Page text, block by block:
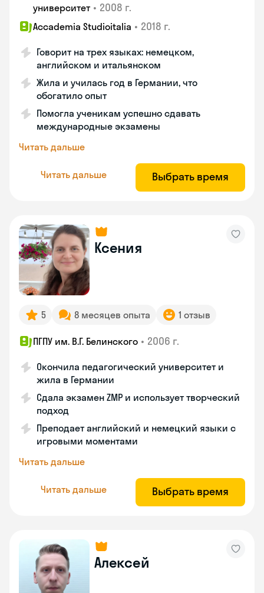
университет • 2008 г.
Accademia Studioitalia • 2018 г.
Говорит на трех языках: немецком,
английском и итальянском
Жила и училась год в Германии, что
обогатило опыт
Помогла ученикам успешно сдавать
международные экзамены
Читать дальше
Читать дальше Выбрать время
Ксения
5 8 месяцев опыта 1 отзыв
ПГПУ им. В.Г. Белинского • 2006 г.
Окончила педагогический университет и
жила в Германии
Сдала экзамен ZMP и использует творческий
подход
Преподает английский и немецкий языки с
игровыми моментами
Читать дальше
Читать дальше Выбрать время
Алексей